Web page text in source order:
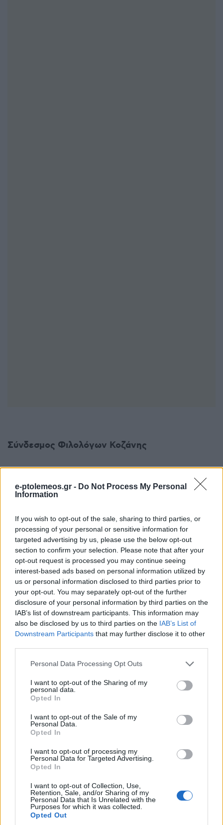
e-ptolemeos.gr - Do Not Process My Personal
Information
If you wish to opt-out of the sale, sharing to third parties, or
processing of your personal or sensitive information for
targeted advertising by us, please use the below opt-out
section to confirm your selection. Please note that after your
opt-out request is processed you may continue seeing
interest-based ads based on personal information utilized by
us or personal information disclosed to third parties prior to
your opt-out. You may separately opt-out of the further
disclosure of your personal information by third parties on the
IAB’s list of downstream participants. This information may
also be disclosed by us to third parties on the IAB’s List of
Downstream Participants that may further disclose it to other
Please note that this website/app uses one or more Google
not limited to your visit or usage behaviour. You may click to
grant or deny consent to Google and its third-party tags to
use your data for below specified purposes in below Google
consent section.
Personal Data Processing Opt Outs
I want to opt-out of the Sharing of my
personal data.
Opted In
I want to opt-out of the Sale of my
Personal Data.
Opted In
I want to opt-out of processing my
Personal Data for Targeted Advertising.
Opted In
I want to opt-out of Collection, Use,
Retention, Sale, and/or Sharing of my
Personal Data that Is Unrelated with the
Purposes for which it was collected.
Opted Out
Σύνδεσμος Φιλολόγων Κοζάνης
Σχετικά
Διαδικτυακή διάλεξη από
τον Σύνδεσμος Φιλολόγων
Κοζάνης και το
Εργαστήριο Κοινωνικών
και Μεταναστευτικών
Σπουδών του
Πανεπιστημίου Δυτικής
Μακεδονίας την Δευτέρα
11 Ιανουαρίου
6 Ιανουαρίου 2021, 7:29 πμ
Σύνδεσμος Φιλολόγων
Κοζάνης: Αποτίμηση για τη
διάλεξη : “Η δημοκρατία
σήμερα: προκλήσεις και
φιλοσοφικές απαντήσεις”
14 Ιανουαρίου 2021, 7:49 πμ
σε "Κοινωνία"
Διάλεξη για τον
τον Σύνδεσμο Φιλολόγων
Κοζάνης
18 Φεβρουαρίου 2021, 3:20 μμ
Ακολουθήστε μας στοGoogle News
και μάθετε πρώτοι όλες τις ειδήσεις!